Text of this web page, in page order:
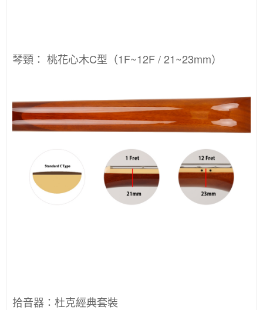
琴頸： 桃花心木C型（1F~12F / 21~23mm）
拾音器：杜克經典套裝